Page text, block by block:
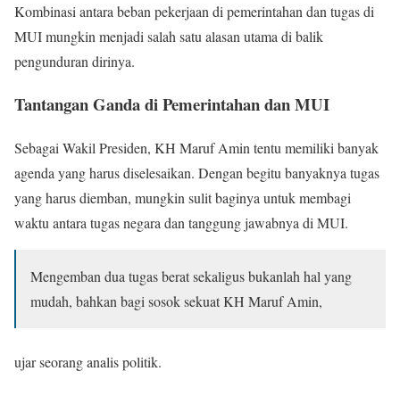
Kombinasi antara beban pekerjaan di pemerintahan dan tugas di
MUI mungkin menjadi salah satu alasan utama di balik
pengunduran dirinya.
Tantangan Ganda di Pemerintahan dan MUI
Sebagai Wakil Presiden, KH Maruf Amin tentu memiliki banyak
agenda yang harus diselesaikan. Dengan begitu banyaknya tugas
yang harus diemban, mungkin sulit baginya untuk membagi
waktu antara tugas negara dan tanggung jawabnya di MUI.
Mengemban dua tugas berat sekaligus bukanlah hal yang
mudah, bahkan bagi sosok sekuat KH Maruf Amin,
ujar seorang analis politik.